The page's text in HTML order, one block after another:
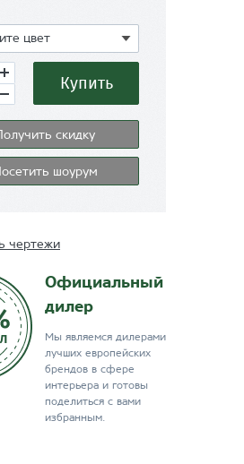
цвет
Купить
Получить скидку
шоурум
чертежи
Официальный
дилер
Мы являемся дилерами
лучших европейских
брендов в сфере
интерьера и готовы
поделиться с вами
избранным.